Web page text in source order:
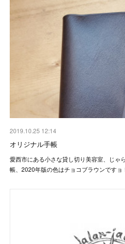
2019.10.25 12:14
オリジナル手帳
愛西市にある小さな貸し切り美容室、じゃ
帳、2020年版の色はチョコブラウンですョ